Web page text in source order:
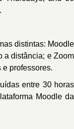
distintas: Moodle
a distância; e Zoom
professores.
entre 30 horas
Moodle da